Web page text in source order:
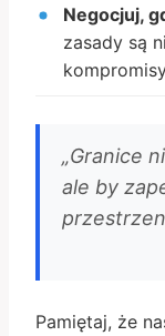
Negocjuj,
zasady są
„Granice
ale by
Pamiętaj, że